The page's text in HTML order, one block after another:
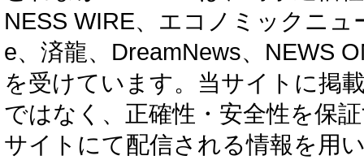
NESS WIRE、エコノミックニ
e、済龍、DreamNews、NEWS
を受けています。当サイトに掲
ではなく、正確性・安全性を保
サイトにて配信される情報を用